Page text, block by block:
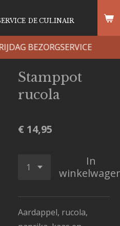
DE CULINAIR
BEZORGSERVICE
Stamppot
rucola
€ 14,95
In
Aardappel, rucola,